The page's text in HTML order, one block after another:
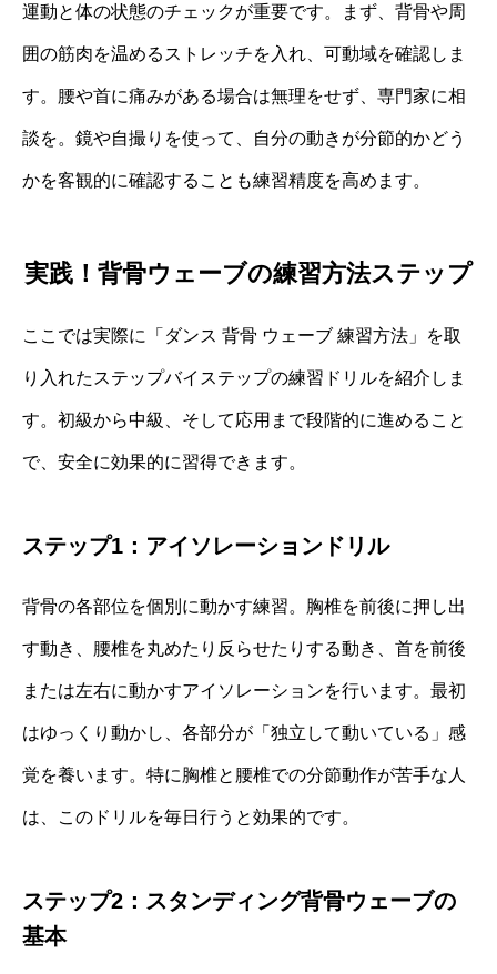
運動と体の状態のチェックが重要です。まず、背骨や周
囲の筋肉を温めるストレッチを入れ、可動域を確認しま
す。腰や首に痛みがある場合は無理をせず、専門家に相
談を。鏡や自撮りを使って、自分の動きが分節的かどう
かを客観的に確認することも練習精度を高めます。
実践！背骨ウェーブの練習方法ステップ
ここでは実際に「ダンス 背骨 ウェーブ 練習方法」を取
り入れたステップバイステップの練習ドリルを紹介しま
す。初級から中級、そして応用まで段階的に進めること
で、安全に効果的に習得できます。
ステップ1：アイソレーションドリル
背骨の各部位を個別に動かす練習。胸椎を前後に押し出
す動き、腰椎を丸めたり反らせたりする動き、首を前後
または左右に動かすアイソレーションを行います。最初
はゆっくり動かし、各部分が「独立して動いている」感
覚を養います。特に胸椎と腰椎での分節動作が苦手な人
は、このドリルを毎日行うと効果的です。
ステップ2：スタンディング背骨ウェーブの
基本